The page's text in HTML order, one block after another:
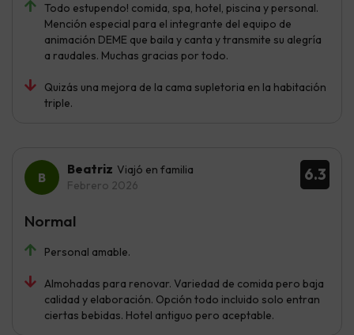
Todo estupendo! comida, spa, hotel, piscina y personal.
Mención especial para el integrante del equipo de
animación DEME que baila y canta y transmite su alegría
a raudales. Muchas gracias por todo.
Quizás una mejora de la cama supletoria en la habitación
triple.
6.3
Beatriz Viajó en familia
Febrero 2026
Personal amable.
Almohadas para renovar. Variedad de comida pero baja
calidad y elaboración. Opción todo incluido solo entran
ciertas bebidas. Hotel antiguo pero aceptable.
Normal